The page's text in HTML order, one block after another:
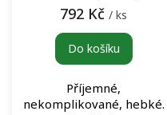
792 Kč / ks
Do košíku
Příjemné,
nekomplikované, hebké.